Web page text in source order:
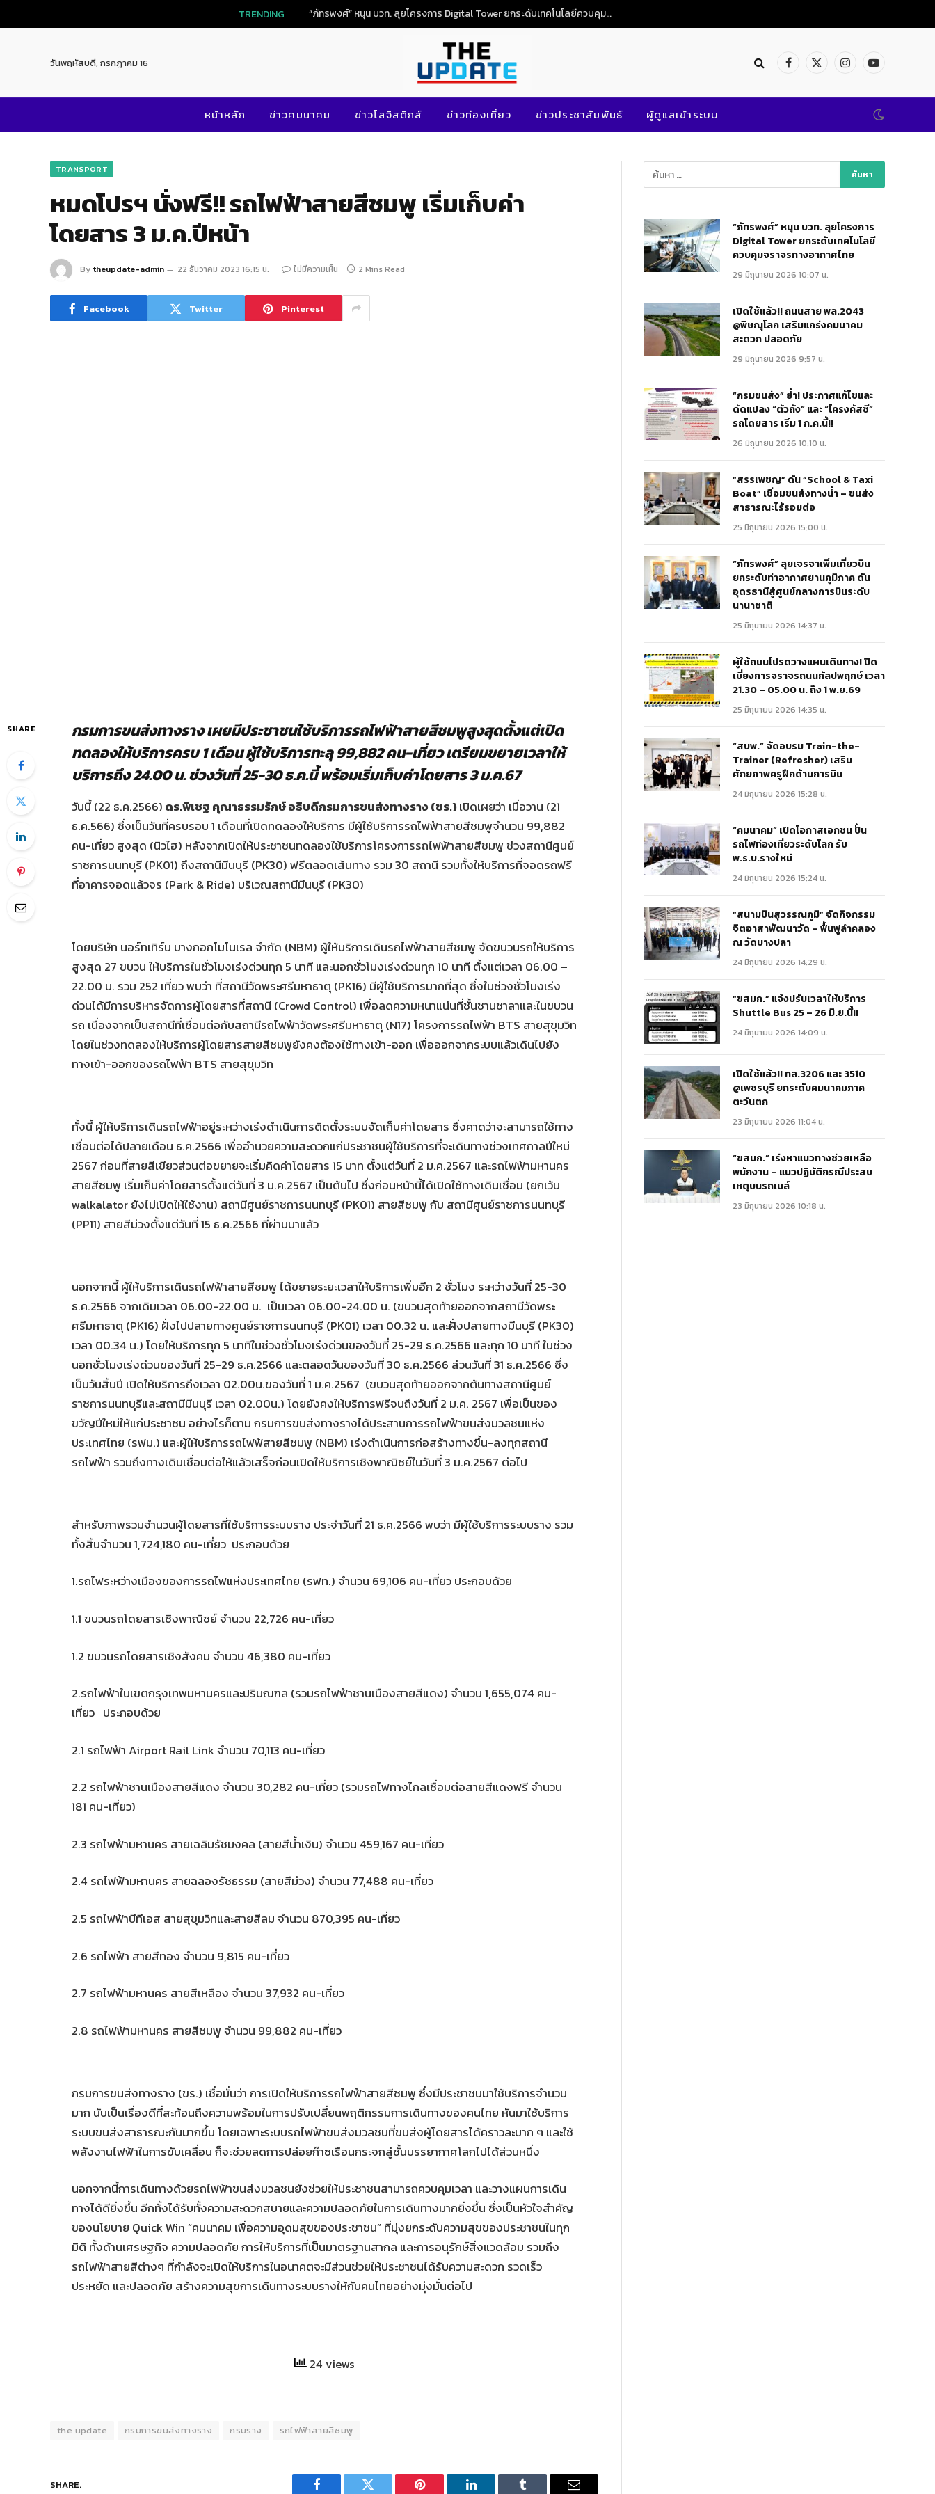
TRENDING “ภัทรพงศ์” หนุน บวท. ลุยโครงการ Digital Tower ยกระดับเทคโนโลยีควบคุมจราจรทางอากาศไทย
วันพฤหัสบดี, กรกฎาคม 16 Facebook
X
InstagramYouTube
หน้าหลัก ข่าวคมนาคม ข่าวโลจิสติกส์ ข่าวท่องเที่ยว ข่าวประชาสัมพันธ์ ผู้ดูแลเข้าระบบ
TRANSPORT
หมดโปรฯ นั่งฟรี!! รถไฟฟ้าสายสีชมพู เริ่มเก็บค่า
โดยสาร 3 ม.ค.ปีหน้า
By theupdate-admin 22 ธันวาคม 2023 16:15 น. ไม่มีความเห็น 2 Mins Read
Facebook Twitter Pinterest
SHARE
กรมการขนส่งทางราง เผยมีประชาชนใช้บริการรถไฟฟ้าสายสีชมพูสูงสุดตั้งแต่เปิด
ทดลองให้บริการครบ 1 เดือน ผู้ใช้บริการทะลุ 99,882 คน-เที่ยว เตรียมขยายเวลาให้
บริการถึง 24.00 น. ช่วงวันที่ 25-30 ธ.ค.นี้ พร้อมเริ่มเก็บค่าโดยสาร 3 ม.ค.67
วันนี้ (22 ธ.ค.2566) ดร.พิเชฐ คุณาธรรมรักษ์ อธิบดีกรมการขนส่งทางราง (ขร.)เปิดเผยว่า เมื่อวาน (21
ธ.ค.566) ซึ่งเป็นวันที่ครบรอบ 1 เดือนที่เปิดทดลองให้บริการ มีผู้ใช้บริการรถไฟฟ้าสายสีชมพูจำนวน 99,882
คน-เที่ยว สูงสุด (นิวไฮ) หลังจากเปิดให้ประชาชนทดลองใช้บริการโครงการรถไฟฟ้าสายสีชมพู ช่วงสถานีศูนย์
ราชการนนทบุรี (PK01) ถึงสถานีมีนบุรี (PK30) ฟรีตลอดเส้นทาง รวม 30 สถานี รวมทั้งให้บริการที่จอดรถฟรี
ที่อาคารจอดแล้วจร (Park & Ride) บริเวณสถานีมีนบุรี (PK30)
โดยบริษัท นอร์ทเทิร์น บางกอกโมโนเรล จำกัด (NBM) ผู้ให้บริการเดินรถไฟฟ้าสายสีชมพู จัดขบวนรถให้บริการ
สูงสุด 27 ขบวน ให้บริการในชั่วโมงเร่งด่วนทุก 5 นาที และนอกชั่วโมงเร่งด่วนทุก 10 นาที ตั้งแต่เวลา 06.00 –
22.00 น. รวม 252 เที่ยว พบว่า ที่สถานีวัดพระศรีมหาธาตุ (PK16) มีผู้ใช้บริการมากที่สุด ซึ่งในช่วงชั่วโมงเร่ง
ด่วนได้มีการบริหารจัดการผู้โดยสารที่สถานี (Crowd Control) เพื่อลดความหนาแน่นที่ชั้นชานชาลาและในขบวน
รถ เนื่องจากเป็นสถานีที่เชื่อมต่อกับสถานีรถไฟฟ้าวัดพระศรีมหาธาตุ (N17) โครงการรถไฟฟ้า BTS สายสุขุมวิท
โดยในช่วงทดลองให้บริการผู้โดยสารสายสีชมพูยังคงต้องใช้ทางเข้า-ออก เพื่อออกจากระบบแล้วเดินไปยัง
ทางเข้า-ออกของรถไฟฟ้า BTS สายสุขุมวิท
ทั้งนี้ ผู้ให้บริการเดินรถไฟฟ้าอยู่ระหว่างเร่งดำเนินการติดตั้งระบบจัดเก็บค่าโดยสาร ซึ่งคาดว่าจะสามารถใช้ทาง
เชื่อมต่อได้ปลายเดือน ธ.ค.2566 เพื่ออำนวยความสะดวกแก่ประชาชนผู้ใช้บริการที่จะเดินทางช่วงเทศกาลปีใหม่
2567 ก่อนที่สายสีเขียวส่วนต่อขยายจะเริ่มคิดค่าโดยสาร 15 บาท ตั้งแต่วันที่ 2 ม.ค.2567 และรถไฟฟ้ามหานคร
สายสีชมพู เริ่มเก็บค่าโดยสารตั้งแต่วันที่ 3 ม.ค.2567 เป็นต้นไป ซึ่งก่อนหน้านี้ได้เปิดใช้ทางเดินเชื่อม (ยกเว้น
walkalator ยังไม่เปิดให้ใช้งาน) สถานีศูนย์ราชการนนทบุรี (PK01) สายสีชมพู กับ สถานีศูนย์ราชการนนทบุรี
(PP11) สายสีม่วงตั้งแต่วันที่ 15 ธ.ค.2566 ที่ผ่านมาแล้ว
นอกจากนี้ ผู้ให้บริการเดินรถไฟฟ้าสายสีชมพู ได้ขยายระยะเวลาให้บริการเพิ่มอีก 2 ชั่วโมง ระหว่างวันที่ 25-30
ธ.ค.2566 จากเดิมเวลา 06.00-22.00 น. เป็นเวลา 06.00-24.00 น. (ขบวนสุดท้ายออกจากสถานีวัดพระ
ศรีมหาธาตุ (PK16) ฝั่งไปปลายทางศูนย์ราชการนนทบุรี (PK01) เวลา 00.32 น. และฝั่งปลายทางมีนบุรี (PK30)
เวลา 00.34 น.) โดยให้บริการทุก 5 นาทีในช่วงชั่วโมงเร่งด่วนของวันที่ 25-29 ธ.ค.2566 และทุก 10 นาที ในช่วง
นอกชั่วโมงเร่งด่วนของวันที่ 25-29 ธ.ค.2566 และตลอดวันของวันที่ 30 ธ.ค.2566 ส่วนวันที่ 31 ธ.ค.2566 ซึ่ง
เป็นวันสิ้นปี เปิดให้บริการถึงเวลา 02.00น.ของวันที่ 1 ม.ค.2567 (ขบวนสุดท้ายออกจากต้นทางสถานีศูนย์
ราชการนนทบุรีและสถานีมีนบุรี เวลา 02.00น.) โดยยังคงให้บริการฟรีจนถึงวันที่ 2 ม.ค. 2567 เพื่อเป็นของ
ขวัญปีใหม่ให้แก่ประชาชน อย่างไรก็ตาม กรมการขนส่งทางรางได้ประสานการรถไฟฟ้าขนส่งมวลชนแห่ง
ประเทศไทย (รฟม.) และผู้ให้บริการรถไฟฟ้สายสีชมพู (NBM) เร่งดำเนินการก่อสร้างทางขึ้น-ลงทุกสถานี
รถไฟฟ้า รวมถึงทางเดินเชื่อมต่อให้แล้วเสร็จก่อนเปิดให้บริการเชิงพาณิชย์ในวันที่ 3 ม.ค.2567 ต่อไป
สำหรับภาพรวมจำนวนผู้โดยสารที่ใช้บริการระบบราง ประจำวันที่ 21 ธ.ค.2566 พบว่า มีผู้ใช้บริการระบบราง รวม
ทั้งสิ้นจำนวน 1,724,180 คน-เที่ยว ประกอบด้วย
1.รถไฟระหว่างเมืองของการรถไฟแห่งประเทศไทย (รฟท.) จำนวน 69,106 คน-เที่ยว ประกอบด้วย
1.1 ขบวนรถโดยสารเชิงพาณิชย์ จำนวน 22,726 คน-เที่ยว
1.2 ขบวนรถโดยสารเชิงสังคม จำนวน 46,380 คน-เที่ยว
2.รถไฟฟ้าในเขตกรุงเทพมหานครและปริมณฑล (รวมรถไฟฟ้าชานเมืองสายสีแดง) จำนวน 1,655,074 คน-
เที่ยว ประกอบด้วย
2.1 รถไฟฟ้า Airport Rail Link จำนวน 70,113 คน-เที่ยว
2.2 รถไฟฟ้าชานเมืองสายสีแดง จำนวน 30,282 คน-เที่ยว (รวมรถไฟทางไกลเชื่อมต่อสายสีแดงฟรี จำนวน
181 คน-เที่ยว)
2.3 รถไฟฟ้ามหานคร สายเฉลิมรัชมงคล (สายสีน้ำเงิน) จำนวน 459,167 คน-เที่ยว
2.4 รถไฟฟ้ามหานคร สายฉลองรัชธรรม (สายสีม่วง) จำนวน 77,488 คน-เที่ยว
2.5 รถไฟฟ้าบีทีเอส สายสุขุมวิทและสายสีลม จำนวน 870,395 คน-เที่ยว
2.6 รถไฟฟ้า สายสีทอง จำนวน 9,815 คน-เที่ยว
2.7 รถไฟฟ้ามหานคร สายสีเหลือง จำนวน 37,932 คน-เที่ยว
2.8 รถไฟฟ้ามหานคร สายสีชมพู จำนวน 99,882 คน-เที่ยว
กรมการขนส่งทางราง (ขร.) เชื่อมั่นว่า การเปิดให้บริการรถไฟฟ้าสายสีชมพู ซึ่งมีประชาชนมาใช้บริการจำนวน
มาก นับเป็นเรื่องดีที่สะท้อนถึงความพร้อมในการปรับเปลี่ยนพฤติกรรมการเดินทางของคนไทย หันมาใช้บริการ
ระบบขนส่งสาธารณะกันมากขึ้น โดยเฉพาะระบบรถไฟฟ้าขนส่งมวลชนที่ขนส่งผู้โดยสารได้คราวละมาก ๆ และใช้
พลังงานไฟฟ้าในการขับเคลื่อน ก็จะช่วยลดการปล่อยก๊าซเรือนกระจกสู่ชั้นบรรยากาศโลกไปได้ส่วนหนึ่ง
นอกจากนี้การเดินทางด้วยรถไฟฟ้าขนส่งมวลชนยังช่วยให้ประชาชนสามารถควบคุมเวลา และวางแผนการเดิน
ทางได้ดียิ่งขึ้น อีกท้้งได้รับทั้งความสะดวกสบายและความปลอดภัยในการเดินทางมากยิ่งขึ้น ซึ่งเป็นหัวใจสำคัญ
ของนโยบาย Quick Win “คมนาคม เพื่อความอุดมสุขของประชาชน” ที่มุ่งยกระดับความสุขของประชาชนในทุก
มิติ ทั้งด้านเศรษฐกิจ ความปลอดภัย การให้บริการที่เป็นมาตรฐานสากล และการอนุรักษ์สิ่งแวดล้อม รวมถึง
รถไฟฟ้าสายสีต่างๆ ที่กำลังจะเปิดให้บริการในอนาคตจะมีส่วนช่วยให้ประชาชนได้รับความสะดวก รวดเร็ว
ประหยัด และปลอดภัย สร้างความสุขการเดินทางระบบรางให้กับคนไทยอย่างมุ่งมั่นต่อไป
24 views
the update กรมการขนส่งทางราง กรมราง รถไฟฟ้าสายสีชมพู
SHARE.
“ภัทรพงศ์” หนุน บวท. ลุยโครงการ
Digital Tower ยกระดับเทคโนโลยี
ควบคุมจราจรทางอากาศไทย
29 มิถุนายน 2026 10:07 น.
เปิดใช้แล้ว!! ถนนสาย พล.2043
@พิษณุโลก เสริมแกร่งคมนาคม
สะดวก ปลอดภัย
29 มิถุนายน 2026 9:57 น.
“กรมขนส่ง” ย้ำ! ประกาศแก้ไขและ
ดัดแปลง “ตัวถัง” และ “โครงคัสซี”
รถโดยสาร เริ่ม 1 ก.ค.นี้!!
26 มิถุนายน 2026 10:10 น.
“สรรเพชญ” ดัน “School & Taxi
Boat” เชื่อมขนส่งทางน้ำ – ขนส่ง
สาธารณะไร้รอยต่อ
25 มิถุนายน 2026 15:00 น.
“ภัทรพงศ์” ลุยเจรจาเพิ่มเที่ยวบิน
ยกระดับท่าอากาศยานภูมิภาค ดัน
อุดรธานีสู่ศูนย์กลางการบินระดับ
นานาชาติ
25 มิถุนายน 2026 14:37 น.
ผู้ใช้ถนนโปรดวางแผนเดินทาง! ปิด
เบี่ยงการจราจรถนนกัลปพฤกษ์ เวลา
21.30 – 05.00 น. ถึง 1 พ.ย.69
25 มิถุนายน 2026 14:35 น.
“สบพ.” จัดอบรม Train-the-
Trainer (Refresher) เสริม
ศักยภาพครูฝึกด้านการบิน
24 มิถุนายน 2026 15:28 น.
“คมนาคม” เปิดโอกาสเอกชน ปั้น
รถไฟท่องเที่ยวระดับโลก รับ
พ.ร.บ.รางใหม่
24 มิถุนายน 2026 15:24 น.
“สนามบินสุวรรณภูมิ” จัดกิจกรรม
จิตอาสาพัฒนาวัด – ฟื้นฟูลำคลอง
ณ วัดบางปลา
24 มิถุนายน 2026 14:29 น.
“ขสมก.” แจ้งปรับเวลาให้บริการ
Shuttle Bus 25 – 26 มิ.ย.นี้!!
24 มิถุนายน 2026 14:09 น.
เปิดใช้แล้ว!! ทล.3206 และ 3510
@เพชรบุรี ยกระดับคมนาคมภาค
ตะวันตก
23 มิถุนายน 2026 11:04 น.
“ขสมก.” เร่งหาแนวทางช่วยเหลือ
พนักงาน – แนวปฏิบัติกรณีประสบ
เหตุบนรถเมล์
23 มิถุนายน 2026 10:18 น.